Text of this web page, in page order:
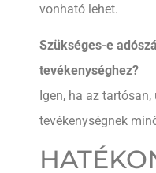
vonható lehet.
Szükséges-e
tevékenységhez?
Igen, ha az
tevékenységnek